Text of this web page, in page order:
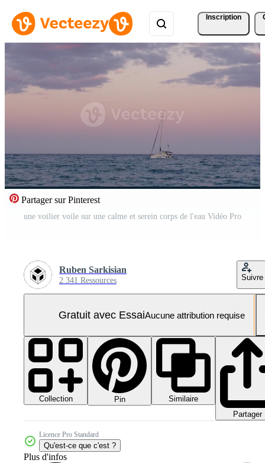
Inscription
Partager sur Pinterest
une voilier voile sur une calme et serein corps de l'eau Vidéo Pro
Ruben Sarkisian
2 341 Ressources Suivre
Gratuit avec EssaiAucune attribution requise
Collection Pin
Similaire
Partager
Licence Pro Standard
Qu'est-ce que c'est ?
Plus d'infos